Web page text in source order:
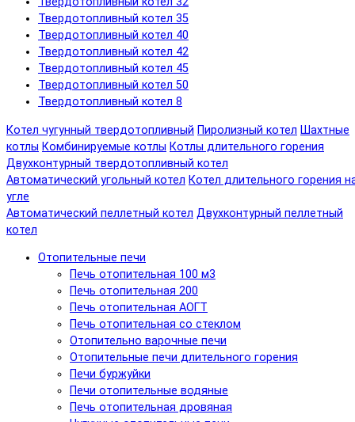
Твердотопливный котел 35
Твердотопливный котел 40
Твердотопливный котел 42
Твердотопливный котел 45
Твердотопливный котел 50
Твердотопливный котел 8
Котел чугунный твердотопливный Пиролизный котел Шахтные
котлы Комбинируемые котлы Котлы длительного горения
Двухконтурный твердотопливный котел
Автоматический угольный котел Котел длительного горения
угле
Автоматический пеллетный котел Двухконтурный пеллетный
котел
Отопительные печи
Печь отопительная 100 м3
Печь отопительная 200
Печь отопительная АОГТ
Печь отопительная со стеклом
Отопительно варочные печи
Отопительные печи длительного горения
Печи буржуйки
Печи отопительные водяные
Печь отопительная дровяная